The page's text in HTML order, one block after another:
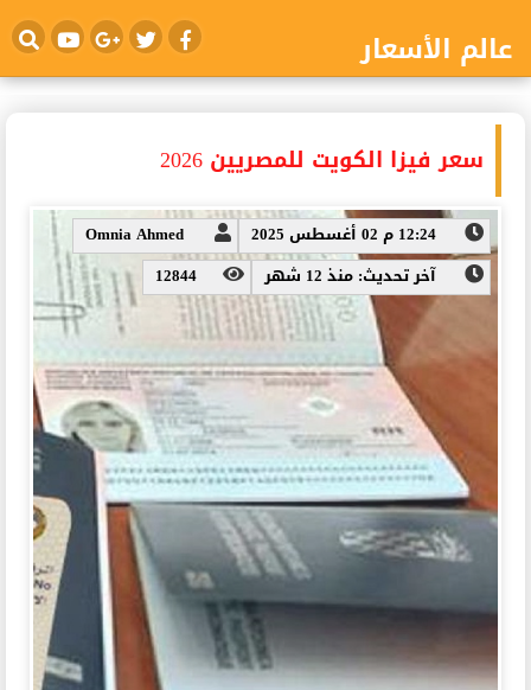
عالم الأسعار
سعر فيزا الكويت للمصريين 2026
12:24 م 02 أغسطس 2025
Omnia Ahmed
آخر تحديث: منذ 12 شهر
12844